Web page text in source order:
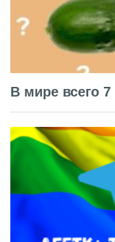
В мире всего